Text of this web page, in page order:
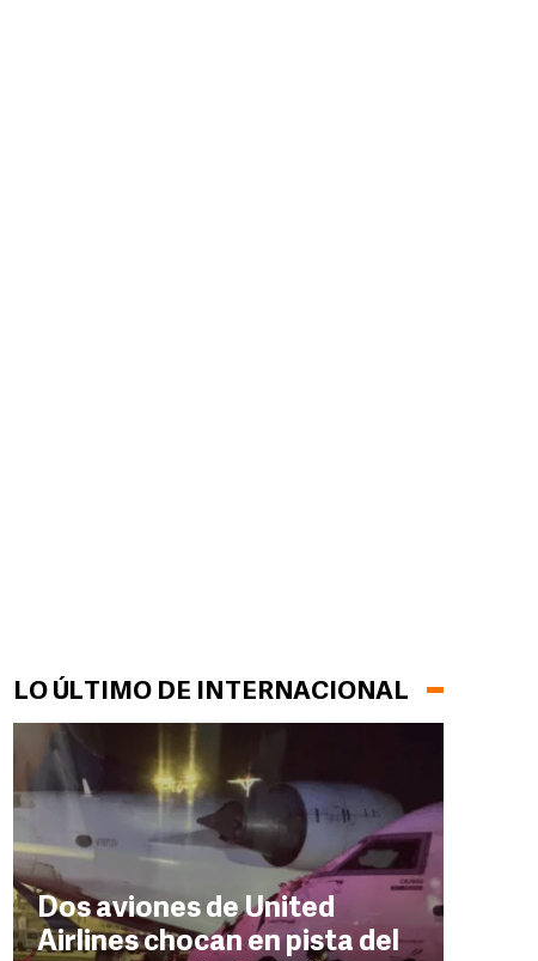
LO ÚLTIMO DE INTERNACIONAL
Dos aviones de United
Airlines chocan en pista del